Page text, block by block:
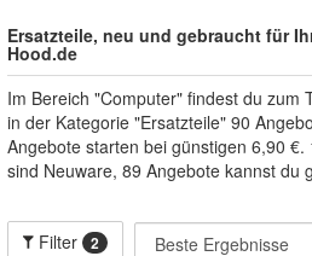
Ersatzteile, neu und gebraucht für
Hood.de
Im Bereich "Computer" findest du zum
in der Kategorie "Ersatzteile" 90
Angebote starten bei günstigen 6,90
sind Neuware, 89 Angebote kannst du
Filter 2